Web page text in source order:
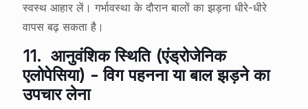
स्वस्थ आहार लें। गर्भावस्था के दौरान बालों का झड़ना धीरे-धीरे
वापस बढ़ सकता है।
11. आनुवंशिक स्थिति (एंड्रोजेनिक
एलोपेसिया) - विग पहनना या बाल झड़ने का
उपचार लेना